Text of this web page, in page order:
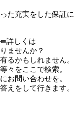
た充実をした保証に
⇚詳しくは
んか？
かもしれません。
をここで検索。
問い合わせを。
をして行きます。